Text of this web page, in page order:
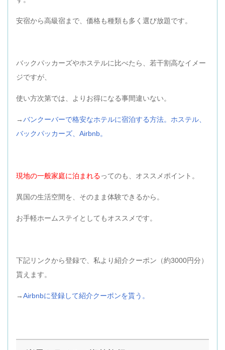
安宿から高級宿まで、価格も種類も多く選び放題です。
バックパッカーズやホステルに比べたら、若干割高なイメー
ジですが、
使い方次第では、よりお得になる事間違いない。
→バンクーバーで格安なホテルに宿泊する方法。ホステル、
バックパッカーズ、Airbnb。
現地の一般家庭に泊まれるってのも、オススメポイント。
異国の生活空間を、そのまま体験できるから。
お手軽ホームステイとしてもオススメです。
下記リンクから登録で、私より紹介クーポン（約3000円分）
貰えます。
→Airbnbに登録して紹介クーポンを貰う。